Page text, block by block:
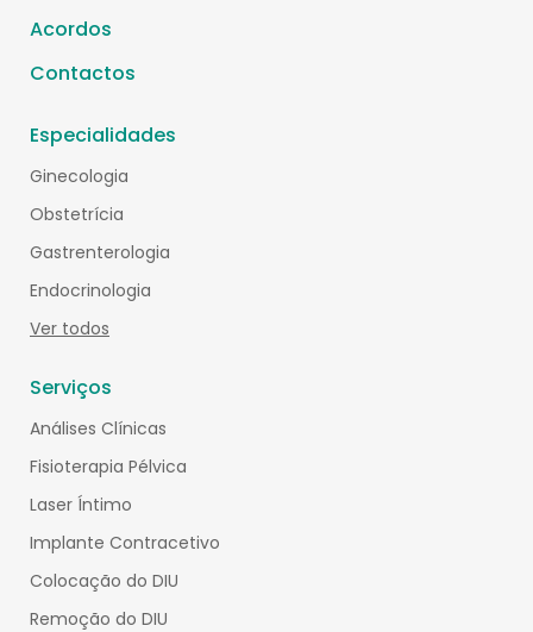
Acordos
Contactos
Especialidades
Ginecologia
Obstetrícia
Gastrenterologia
Endocrinologia
Ver todos
Serviços
Análises Clínicas
Fisioterapia Pélvica
Laser Íntimo
Implante Contracetivo
Colocação do DIU
Remoção do DIU